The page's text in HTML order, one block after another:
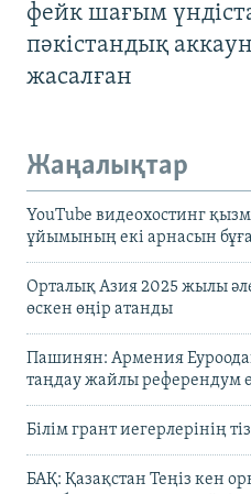
фейк шағым
пәкістандық
жасалған
Жаңалықтар
YouTube видеохостинг
ұйымының екі арнасын
Орталық Азия 2025 жылы
өскен өңір атанды
Пашинян: Армения
таңдау жайлы референдум
Білім грант иегерлерінің
БАҚ: Қазақстан Теңіз кен